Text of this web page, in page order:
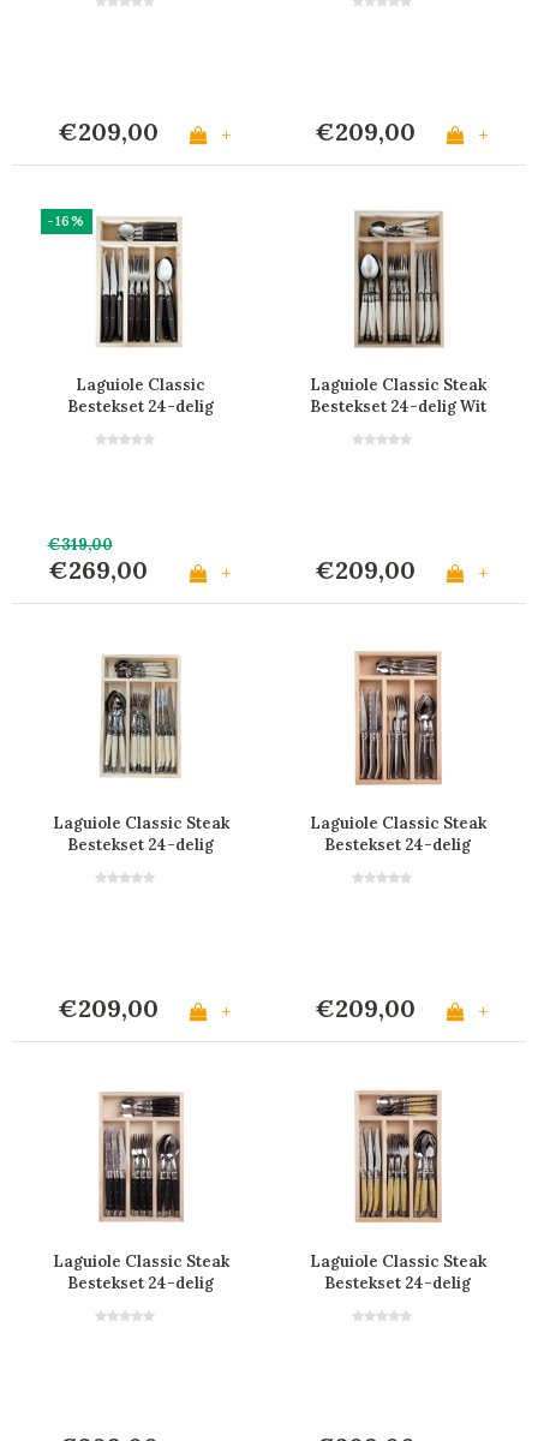
€209,00 + €209,00 +
-16%
Laguiole Classic
Bestekset 24-delig
€319,00
€269,00 +
Laguiole Classic Steak
Bestekset 24-delig Wit
€209,00 +
Laguiole Classic Steak
Bestekset 24-delig
€209,00 +
Laguiole Classic Steak
Bestekset 24-delig
€209,00 +
Laguiole Classic Steak
Bestekset 24-delig
Laguiole Classic Steak
Bestekset 24-delig